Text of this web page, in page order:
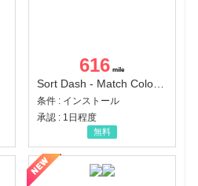
616
Sort Dash - Match Color Puzzle（チャレンジ11完了）（Android）
条件 : インストール
承認 : 1日程度
無料